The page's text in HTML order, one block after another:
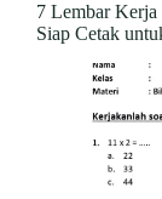
7 Lembar
Siap Cetak